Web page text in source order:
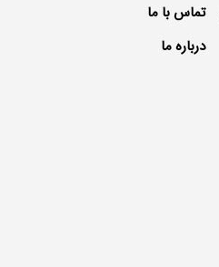
تماس با ما
درباره ما